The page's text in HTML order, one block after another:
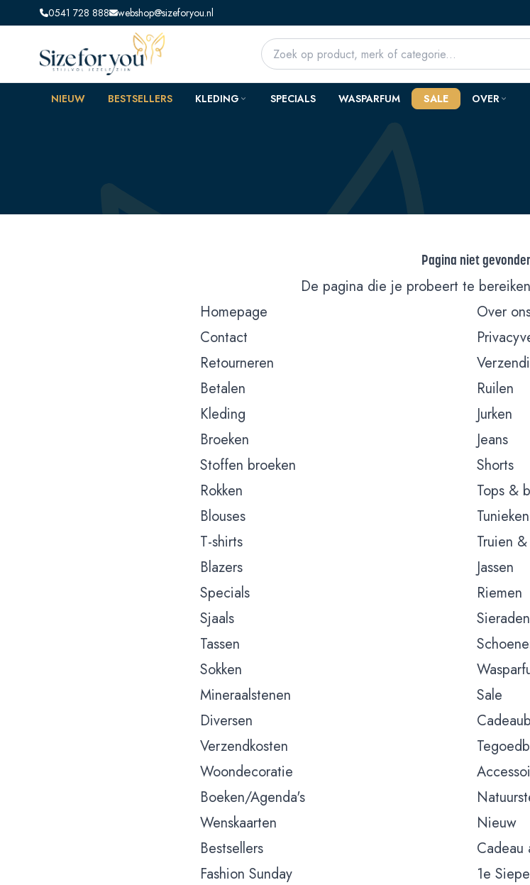
0541 728 888 webshop@sizeforyou.nl
NIEUW BESTSELLERS KLEDING SPECIALS WASPARFUM SALE OVER
Pagina niet
De pagina die je probeert te
Homepage
Over
Contact
Retourneren
Betalen
Ruilen
Kleding
Jurken
Broeken
Jeans
Stoffen broeken
Shorts
Rokken
Tops &
Blouses
Tunieken
T-shirts
Truien
Blazers
Jassen
Specials
Riemen
Sjaals
Sieraden
Tassen
Sokken
Mineraalstenen
Sale
Diversen
Verzendkosten
Woondecoratie
Boeken/Agenda's
Wenskaarten
Nieuw
Bestsellers
Cadeau
Fashion Sunday
1e